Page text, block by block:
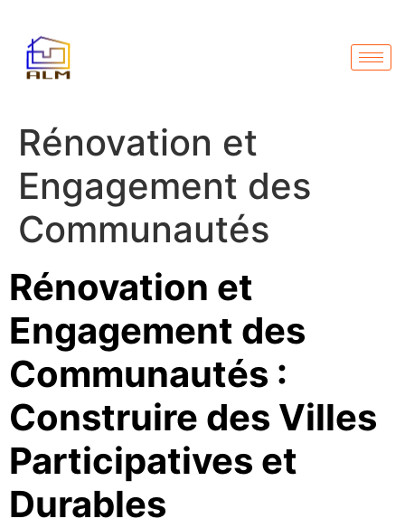
Rénovation et
Engagement des
Communautés
Rénovation et
Engagement des
Communautés :
Construire des Villes
Participatives et
Durables